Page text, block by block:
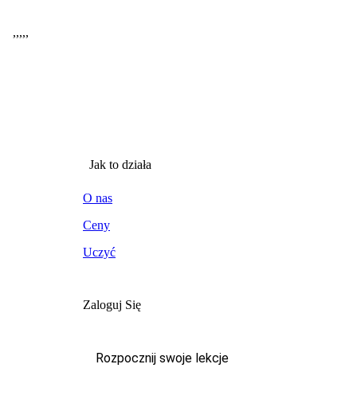
,,,,,
Jak to działa
O nas
Ceny
Uczyć
Zaloguj Się
Rozpocznij swoje lekcje